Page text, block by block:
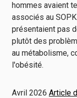
hommes avaient
associés au SOPK.
présentaient pas
plutôt des
au métabolisme,
l'obésité.
Avril 2026 Article